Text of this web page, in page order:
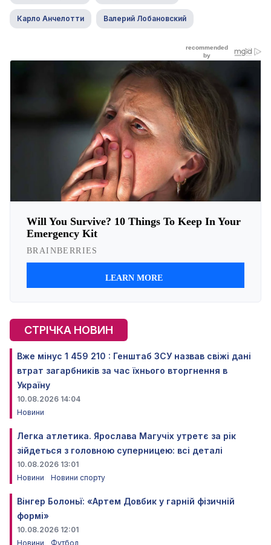
Карло Анчелотти Валерий Лобановский
СТРІЧКА НОВИН
Вже мінус 1 459 210 : Генштаб ЗСУ назвав свіжі дані
втрат загарбників за час їхнього вторгнення в
Україну
10.08.2026 14:04
Новини
Легка атлетика. Ярослава Магучіх утретє за рік
зійдеться з головною суперницею: всі деталі
10.08.2026 13:01
Новини
Новини спорту
Вінгер Болоньї: «Артем Довбик у гарній фізичній
формі»
10.08.2026 12:01
Новини
Футбол